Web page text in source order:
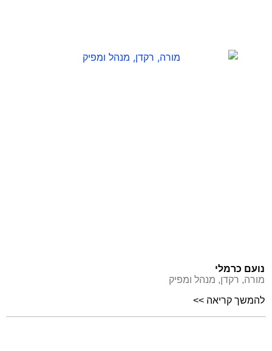
נועם כרמלי
מורה, רקדן, מנהל ומפיק
להמשך קריאה >>